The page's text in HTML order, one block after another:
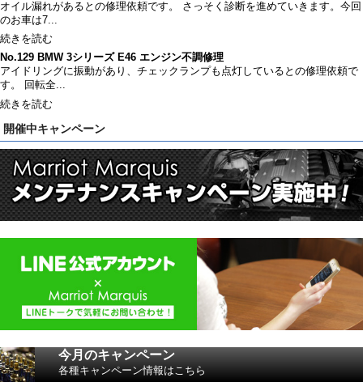
オイル漏れがあるとの修理依頼です。 さっそく診断を進めていきます。今回
のお車は7...
続きを読む
No.129 BMW 3シリーズ E46 エンジン不調修理
アイドリングに振動があり、チェックランプも点灯しているとの修理依頼で
す。 回転全...
続きを読む
開催中キャンペーン
今月のキャンペーン
各種キャンペーン情報はこちら